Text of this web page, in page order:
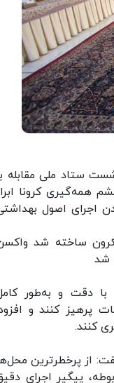
ستاد ملی مقابله با
همه‌گیری کرونا ابراز
اصول بهداشتی
ساخته شد واکسن
دقت و به‌طور کامل
پرهیز کنند و افزود:
کنند.
از پرخطرترین محل‌ها
پیگیر اجرای دقیق